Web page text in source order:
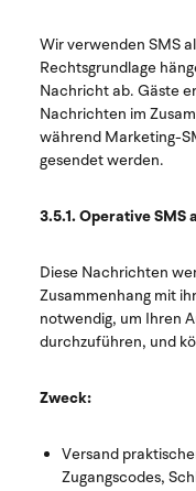
Wir verwenden SMS
Rechtsgrundlage
Nachricht ab. Gäste
Nachrichten im
während Marketing-
gesendet werden.
3.5.1. Operative SMS
Diese Nachrichten
Zusammenhang mit
notwendig, um Ihren
durchzuführen, und
Zweck:
Versand
Zugangscodes,